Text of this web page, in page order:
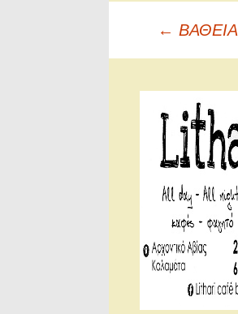
Πλοήγηση
άρθρων
← ΒΑΘΕΙΑ